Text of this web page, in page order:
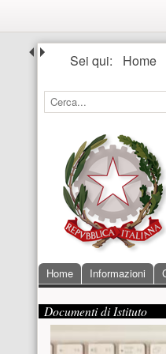
Seguici
Sei qui: Home
Ricerca
Cerca...
Menu
Home Informazioni
Contenuto
Presentazione
Documenti di Istituto